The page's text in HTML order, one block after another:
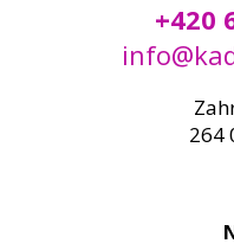
+420
264